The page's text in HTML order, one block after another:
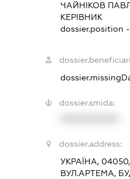
ЧАЙНІКОВ
КЕРІВНИК
dossier.position -
dossier.smida:
dossier.address:
УКРАЇНА,
ВУЛ.АРТЕМА,